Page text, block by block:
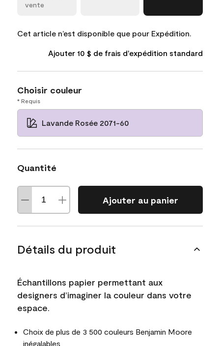
vente
Cet article n’est disponible que pour Expédition.
Ajouter 10 $ de frais d'expédition standard
Choisir couleur
* Requis
Lavande Rosée 2071-60
Quantité
Ajouter au panier
Détails du produit
Échantillons papier permettant aux
designers d’imaginer la couleur dans votre
espace.
Choix de plus de 3 500 couleurs Benjamin Moore
inégalables